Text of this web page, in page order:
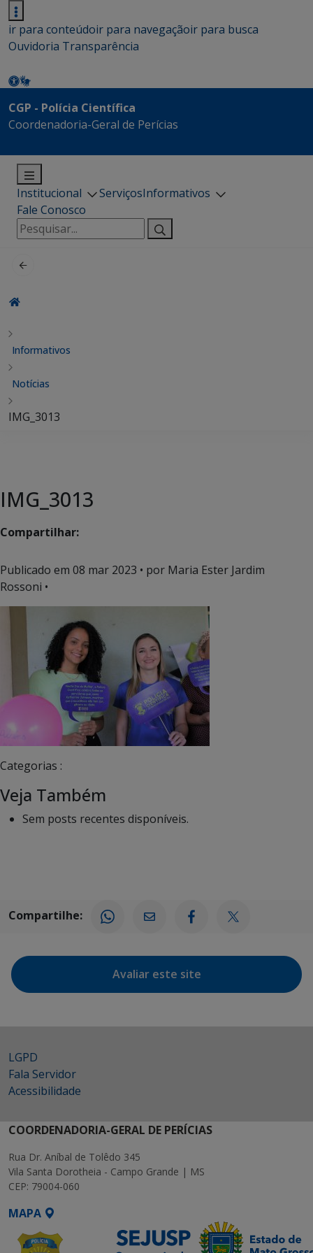
ir para conteúdoir para navegaçãoir para busca
Ouvidoria Transparência
CGP - Polícia Científica
Coordenadoria-Geral de Perícias
Institucional ServiçosInformativos
Fale Conosco
Pesquisar
por:
Informativos
Notícias
IMG_3013
IMG_3013
Compartilhar:
Publicado em 08 mar 2023 • por Maria Ester Jardim
Rossoni •
Categorias :
Veja Também
Sem posts recentes disponíveis.
Compartilhe:
Avaliar este site
LGPD
Fala Servidor
Acessibilidade
COORDENADORIA-GERAL DE PERÍCIAS
Rua Dr. Aníbal de Tolêdo 345
Vila Santa Dorotheia - Campo Grande | MS
CEP: 79004-060
MAPA